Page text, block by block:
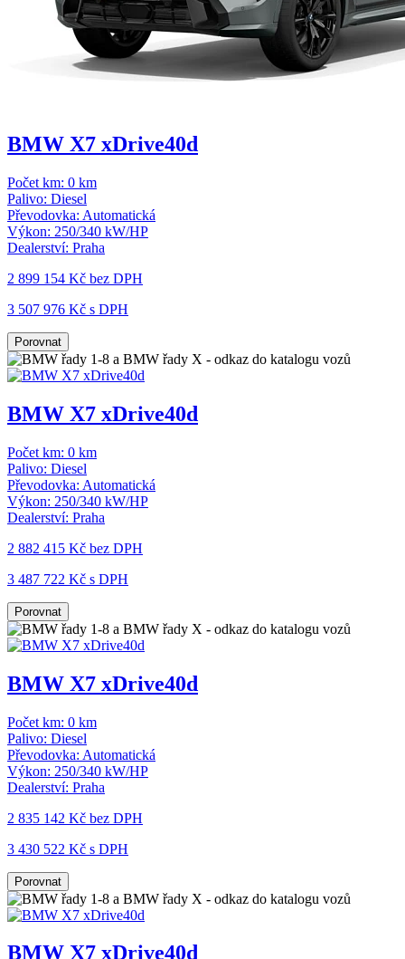
BMW X7 xDrive40d
Počet km: 0 km
Palivo: Diesel
Převodovka: Automatická
Výkon: 250/340 kW/HP
Dealerství: Praha
2 899 154 Kč bez DPH
3 507 976 Kč s DPH
Porovnat
BMW X7 xDrive40d
Počet km: 0 km
Palivo: Diesel
Převodovka: Automatická
Výkon: 250/340 kW/HP
Dealerství: Praha
2 882 415 Kč bez DPH
3 487 722 Kč s DPH
Porovnat
BMW X7 xDrive40d
Počet km: 0 km
Palivo: Diesel
Převodovka: Automatická
Výkon: 250/340 kW/HP
Dealerství: Praha
2 835 142 Kč bez DPH
3 430 522 Kč s DPH
Porovnat
BMW X7 xDrive40d